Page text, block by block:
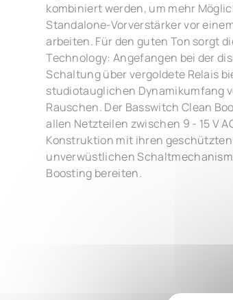
kombiniert werden, um mehr
Standalone-Vorverstärker vor
arbeiten. Für den guten Ton sorgt
Technology: Angefangen bei der
Schaltung über vergoldete Relais
studiotauglichen Dynamikumfang
Rauschen. Der Basswitch Clean
allen Netzteilen zwischen 9 - 15 V
Konstruktion mit ihren
unverwüstlichen
Boosting bereiten.